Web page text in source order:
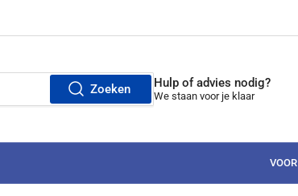
Zoeken Hulp of advies nodig?
We staan voor je klaar